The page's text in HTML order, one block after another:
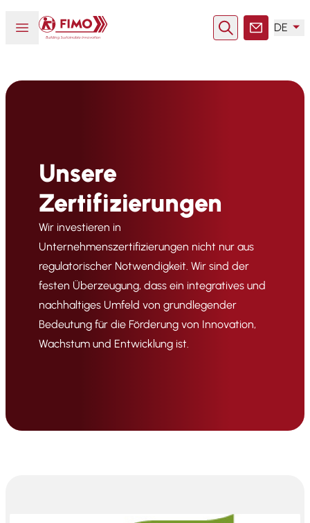
Menü öffnen oder schließen
Zurück zur Startseite
SucheKontakt
DE
Unsere
Zertifizierungen
Wir investieren in
Unternehmenszertifizierungen nicht nur aus
regulatorischer Notwendigkeit. Wir sind der
festen Überzeugung, dass ein integratives und
nachhaltiges Umfeld von grundlegender
Bedeutung für die Förderung von Innovation,
Wachstum und Entwicklung ist.